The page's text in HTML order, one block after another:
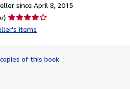
since April 8, 2015
Seller
rating
of
5
items
copies of this book